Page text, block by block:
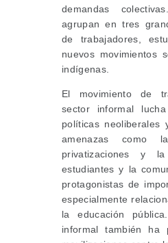
demandas
agrupan en tres
de trabajadores,
nuevos movimientos
indígenas.
El movimiento de
sector informal
políticas neoliberales
amenazas como
privatizaciones y
estudiantes y la
protagonistas de
especialmente
la educación
informal también ha